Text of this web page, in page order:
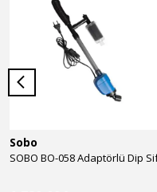
Sobo